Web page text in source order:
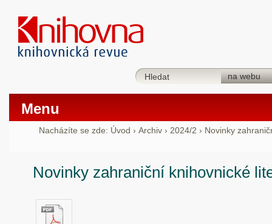
Menu
Nacházíte se zde: Úvod › Archiv › 2024/2 › Novinky
Novinky zahraniční knihovnické